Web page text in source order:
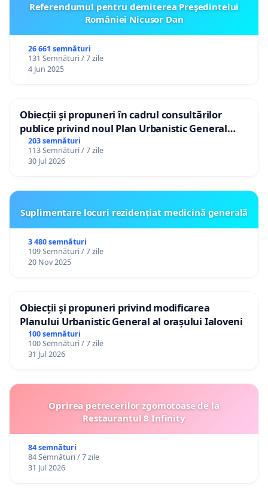
Referendumul pentru demiterea Preşedintelui
României Nicusor Dan
26 661 semnături
131 Semnături / 7 zile
4 Jun 2025
Obiecții și propuneri în cadrul consultărilor
publice privind noul Plan Urbanistic General
(PUG) Ialoveni
203 semnături
113 Semnături / 7 zile
30 Jul 2026
Suplimentare locuri rezidențiat medicină generală
3 480 semnături
109 Semnături / 7 zile
20 Nov 2025
Obiecții și propuneri privind modificarea
Planului Urbanistic General al orașului Ialoveni
100 semnături
100 Semnături / 7 zile
31 Jul 2026
Oprirea petrecerilor zgomotoase de la
Restaurantul 8 Infinity
84 semnături
84 Semnături / 7 zile
31 Jul 2026